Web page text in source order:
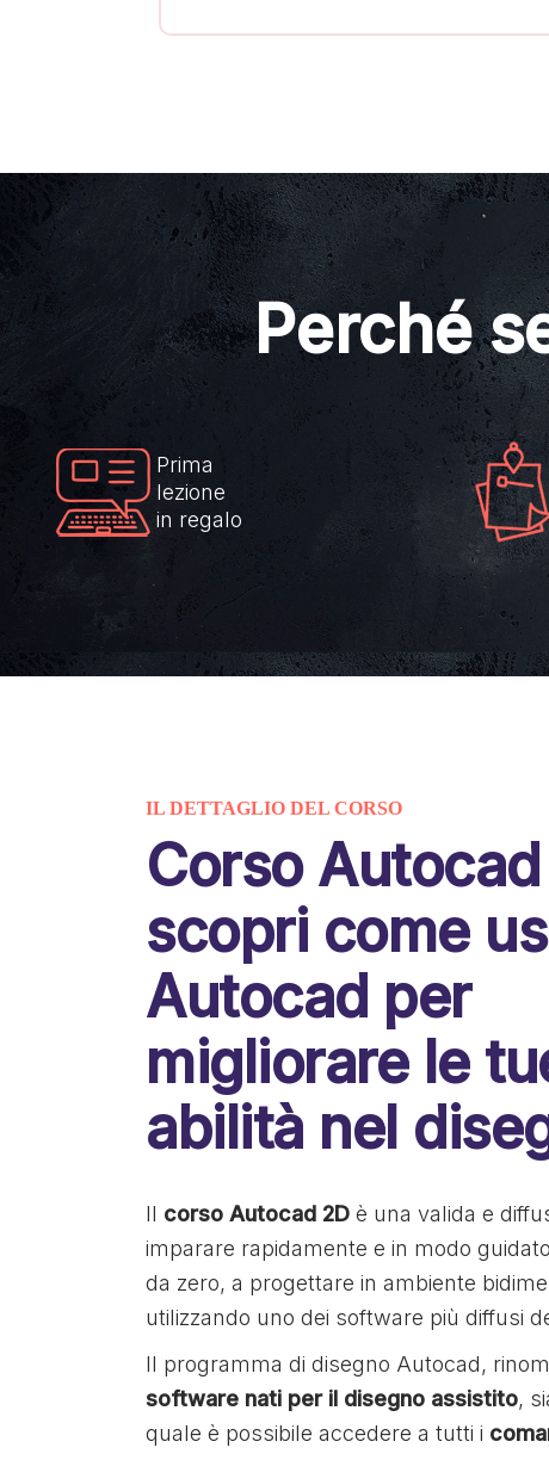
Perché
Prima
lezione
in regalo
IL DETTAGLIO DEL CORSO
Corso
scopri come
Autocad per
migliorare le
abilità nel
Il corso Autocad 2D è una valida e
imparare rapidamente e in modo
da zero, a progettare in ambiente
utilizzando uno dei software più diffusi
Il programma di disegno Autocad,
software nati per il disegno assistito,
quale è possibile accedere a tutti i